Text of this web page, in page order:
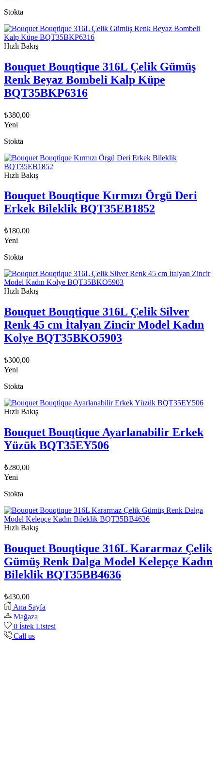
Stokta
Hızlı Bakış
Bouquet Bouqtique 316L Çelik Gümüş
Renk Beyaz Bombeli Kalp Küpe
BQT35BKP6316
₺380,00
Yeni
Stokta
Hızlı Bakış
Bouquet Bouqtique Kırmızı Örgü Deri
Erkek Bileklik BQT35EB1852
₺180,00
Yeni
Stokta
Hızlı Bakış
Bouquet Bouqtique 316L Çelik Silver
Renk 45 cm İtalyan Zincir Model Kadın
Kolye BQT35BKO5903
₺300,00
Yeni
Stokta
Hızlı Bakış
Bouquet Bouqtique Ayarlanabilir Erkek
Yüzük BQT35EY506
₺280,00
Yeni
Stokta
Hızlı Bakış
Bouquet Bouqtique 316L Kararmaz Çelik
Gümüş Renk Dalga Model Kelepçe Kadın
Bileklik BQT35BB4636
₺430,00
Ana Sayfa
Mağaza
0 İstek Listesi
Call us